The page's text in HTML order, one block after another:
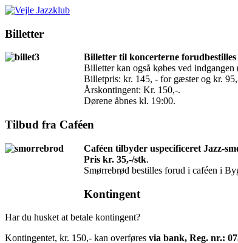
Billetter
Billetter til koncerterne forudbestilles
Billetter kan også købes ved
Billetpris: kr. 145, - for gæster og kr.
Årskontingent: Kr. 150,-.
Dørene åbnes kl. 19:00.
Tilbud fra Caféen
Caféen tilbyder uspecificeret Jazz-
Pris kr. 35,-/stk.
Smørrebrød bestilles forud i caféen i
Kontingent
Har du husket at betale kontingent?
Kontingentet, kr. 150,- kan overføres via bank, Reg. nr.: